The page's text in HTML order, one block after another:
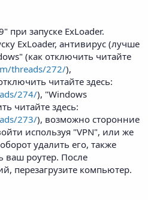
при запуске ExLoader.
ExLoader, антивирус (лучше
(как отключить читайте
threads/272/),
читайте здесь:
274/), "Windows
читайте здесь:
273/), возможно сторонние
используя "VPN", или же
удалить его, также
ваш роутер. После
перезагрузите компьютер.